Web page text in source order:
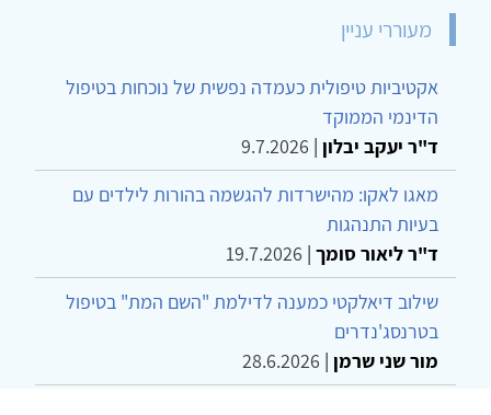
מעוררי עניין
אקטיביות טיפולית כעמדה נפשית של נוכחות בטיפול
הדינמי הממוקד
ד"ר יעקב יבלון |
9.7.2026
מאגו לאקו: מהישרדות להגשמה בהורות לילדים עם
בעיות התנהגות
ד"ר ליאור סומך |
19.7.2026
שילוב דיאלקטי כמענה לדילמת "השם המת" בטיפול
בטרנסג'נדרים
מור שני שרמן |
28.6.2026